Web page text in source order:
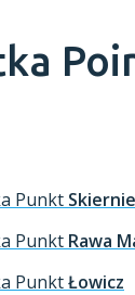
Punkt
Punkt Rawa
PunktŁowicz